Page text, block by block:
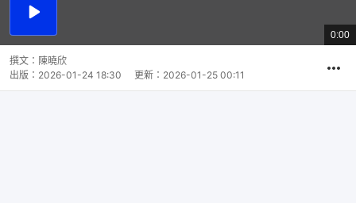
播
總
共
0:00
撰文： 陳曉欣
出版： 2026-01-24 18:30 更新： 2026-01-25 00:11